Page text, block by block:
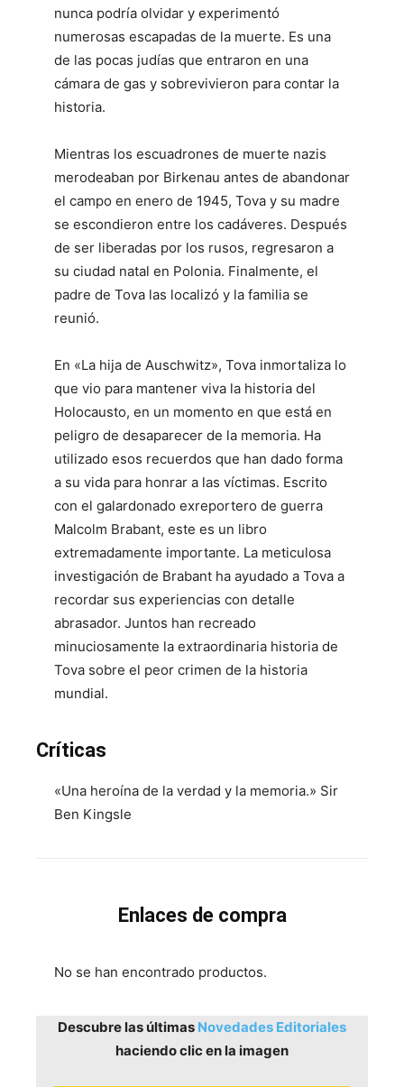
nunca podría olvidar y experimentó
numerosas escapadas de la muerte. Es una
de las pocas judías que entraron en una
cámara de gas y sobrevivieron para contar la
historia.
Mientras los escuadrones de muerte nazis
merodeaban por Birkenau antes de abandonar
el campo en enero de 1945, Tova y su madre
se escondieron entre los cadáveres. Después
de ser liberadas por los rusos, regresaron a
su ciudad natal en Polonia. Finalmente, el
padre de Tova las localizó y la familia se
reunió.
En «La hija de Auschwitz», Tova inmortaliza lo
que vio para mantener viva la historia del
Holocausto, en un momento en que está en
peligro de desaparecer de la memoria. Ha
utilizado esos recuerdos que han dado forma
a su vida para honrar a las víctimas. Escrito
con el galardonado exreportero de guerra
Malcolm Brabant, este es un libro
extremadamente importante. La meticulosa
investigación de Brabant ha ayudado a Tova a
recordar sus experiencias con detalle
abrasador. Juntos han recreado
minuciosamente la extraordinaria historia de
Tova sobre el peor crimen de la historia
mundial.
Críticas
«Una heroína de la verdad y la memoria.» Sir
Ben Kingsle
Enlaces de compra
No se han encontrado productos.
Descubre las últimas Novedades Editoriales
haciendo clic en la imagen